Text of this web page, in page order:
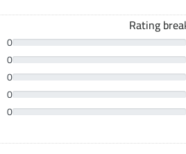
Rating
0
0
0
0
0